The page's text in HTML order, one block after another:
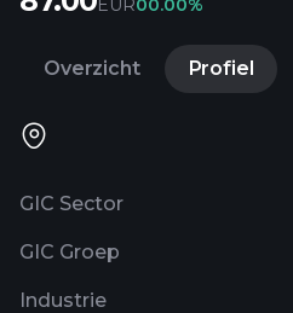
EUR00.00%
Overzicht Profiel
GIC Sector
GIC Groep
Industrie